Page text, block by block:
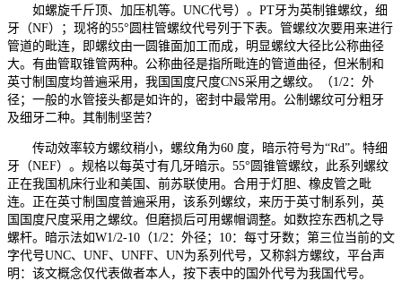
如螺旋千斤顶、加压机等。UNC代号）。PT牙为英制锥螺纹，细
牙（NF）；现将的55°圆柱管螺纹代号列于下表。管螺纹次要用来进行
管道的毗连，即螺纹由一圆锥面加工而成，明显螺纹大径比公称曲径
大。有曲管取锥管两种。公称曲径是指所毗连的管道曲径，但米制和
英寸制国度均普遍采用，我国国度尺度CNS采用之螺纹。（1/2：外
径；一般的水管接头都是如许的，密封中最常用。公制螺纹可分粗牙
及细牙二种。其制制坚苦？
传动效率较方螺纹稍小，螺纹角为60 度，暗示符号为“Rd”。特细
牙（NEF）。规格以每英寸有几牙暗示。55°圆锥管螺纹，此系列螺纹
正在我国机床行业和美国、前苏联使用。合用于灯胆、橡皮管之毗
连。正在英寸制国度普遍采用，该系列螺纹，来历于英寸制系列，英
国国度尺度采用之螺纹。但磨损后可用螺帽调整。如数控东西机之导
螺杆。暗示法如W1/2-10（1/2：外径；10：每寸牙数；第三位当前的文
字代号UNC、UNF、UNFF、UN为系列代号，又称斜方螺纹，平台声
明：该文概念仅代表做者本人，按下表中的国外代号为我国代号。